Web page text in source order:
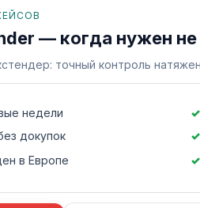
— когда нужен
точный контроль
недели
докупок
в Европе